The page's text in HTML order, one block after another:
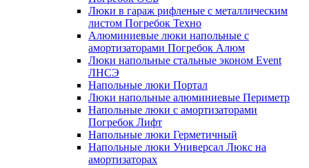
Люки в гараж рифленые с металлическим
листом Погребок Техно
Алюминиевые люки напольные с
амортизаторами Погребок Алюм
Люки напольные стальные эконом Event
ЛНСЭ
Напольные люки Портал
Люки напольные алюминиевые Периметр
Напольные люки с амортизаторами
Погребок Лифт
Напольные люки Герметичный
Напольные люки Универсал Люкс на
амортизаторах